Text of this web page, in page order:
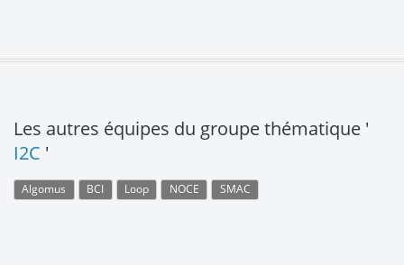
Les autres équipes du groupe thématique '
I2C '
Algomus BCI Loop NOCE SMAC